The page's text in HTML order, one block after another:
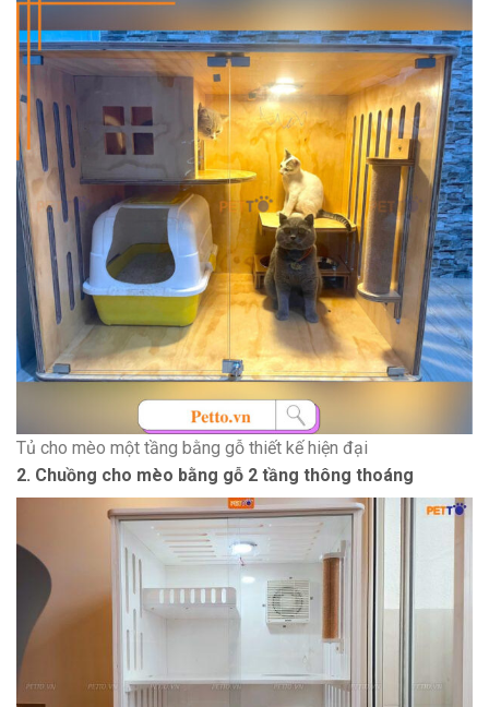
Tủ cho mèo một tầng bằng gỗ thiết kế hiện đại
2. Chuồng cho mèo bằng gỗ 2 tầng thông thoáng